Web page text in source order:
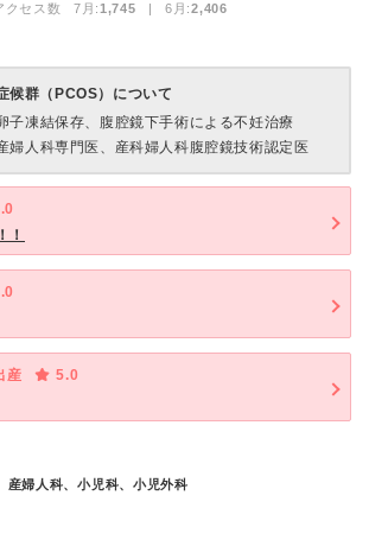
クセス数 7月:1,745 | 6月:2,406
候群（PCOS）について
子凍結保存、腹腔鏡下手術による不妊治療
婦人科専門医、産科婦人科腹腔鏡技術認定医
！
産
5.0
産婦人科、小児科、小児外科